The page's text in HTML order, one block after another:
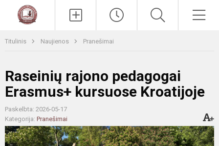
Titulinis Naujienos Pranešimai
Raseinių rajono pedagogai
Erasmus+ kursuose Kroatijoje
Paskelbta: 2026-05-17
Kategorija: Pranešimai